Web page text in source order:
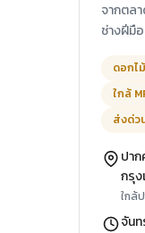
จากตล
ช่างฝีมื
ดอกไ
ใกล้
ส่งด่ว
ปา
กรุ
ใกล้
จัน